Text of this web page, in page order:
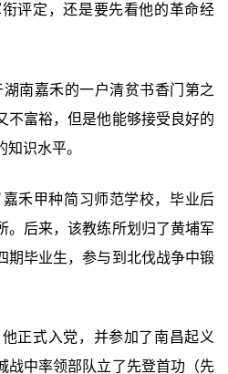
评定，还是要先看他的革命经
南嘉禾的一户清贫书香门第之
不富裕，但是他能够接受良好的
识水平。
禾甲种简习师范学校，毕业后
。后来，该教练所划归了黄埔军
期毕业生，参与到北伐战争中锻
正式入党，并参加了南昌起义
战中率领部队立了先登首功（先